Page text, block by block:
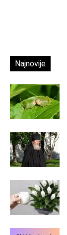
Najnovije